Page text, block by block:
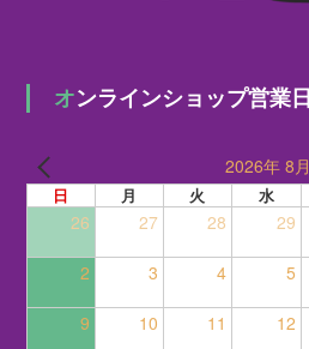
オンラインショップ営業日
2026年 8月
日 月 火 水
26 27 28 29
2 3 4 5
9 10 11 12